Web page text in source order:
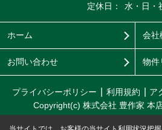
定休日：
水・日・
ホーム 会社
お問い合わせ 物件
プライバシーポリシー 利用規約 ア
Copyright(c) 株式会社 豊作家 本